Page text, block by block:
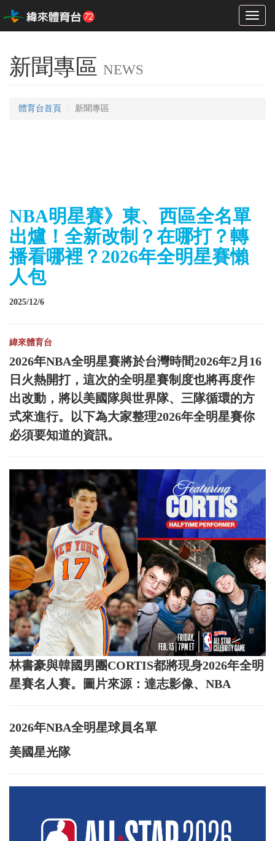
Toggle
新聞專區 NEWS
體育台首頁 新聞專區
NBA明星賽》東、西區全名單
出爐！全新改制？在哪打？轉
播看哪裡？2026年全明星賽懶
人包
2025/12/6
緯來體育台
2026年NBA全明星賽將於台灣時間2026年2月16
日火熱開打，這次的全明星賽制度也將再度作
出改動，將以美國隊與世界隊、三隊循環的方
式來進行。以下為大家整理2026年全明星賽你
必須要知道的資訊。
林書豪與韓國男團CORTIS都將現身2026年全明
星賽名人賽。圖片來源：達志影像、NBA
2026年NBA全明星球員名單
美國星光隊